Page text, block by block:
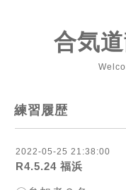
合気
練習履歴
2022-05-25 21:38:00
R4.5.24 福浜